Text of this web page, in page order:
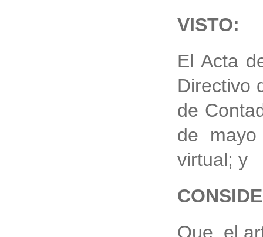
VISTO:
El Acta
Directivo
de
de
virtual; y
Que, el